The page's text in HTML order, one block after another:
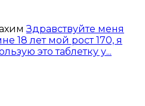
Здравствуйте меня
18 лет мой рост 170, я
это таблетку у...